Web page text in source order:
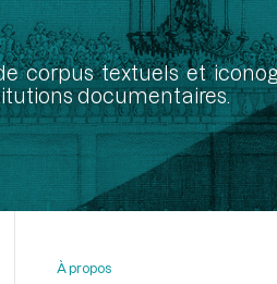
corpus textuels et
documentaires.
À propos